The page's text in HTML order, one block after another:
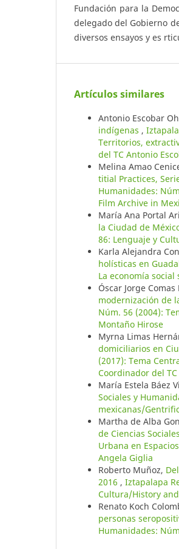
Fundación para la
delegado del Gobierno
diversos ensayos y es
Artículos similares
Antonio Escobar
indígenas ,
Territorios,
del TC Antonio
Melina Amao
titial Practices,
Humanidades:
Film Archive in
María Ana Portal
la Ciudad de
86: Lenguaje y
Karla Alejandra
holísticas en
La economía
Óscar Jorge
modernización de
Núm. 56 (2004):
Montaño Hirose
Myrna Limas
domiciliarios en
(2017): Tema
Coordinador del
María Estela Báez
Sociales y
mexicanas/
Martha de Alba
de Ciencias
Urbana en
Angela Giglia
Roberto Muñoz,
2016 , Iztapalapa
Cultura/History
Renato Koch
personas
Humanidades: